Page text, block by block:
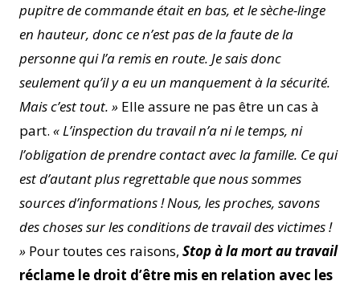
pupitre de commande était en bas, et le sèche-linge
en hauteur, donc ce n’est pas de la faute de la
personne qui l’a remis en route. Je sais donc
seulement qu’il y a eu un manquement à la sécurité.
Mais c’est tout. » Elle assure ne pas être un cas à
part. « L’inspection du travail n’a ni le temps, ni
l’obligation de prendre contact avec la famille. Ce qui
est d’autant plus regrettable que nous sommes
sources d’informations ! Nous, les proches, savons
des choses sur les conditions de travail des victimes !
» Pour toutes ces raisons, Stop à la mort au travail
réclame le droit d’être mis en relation avec les